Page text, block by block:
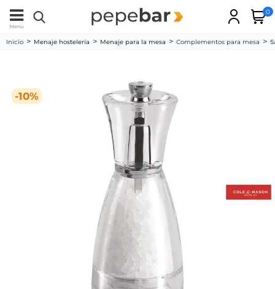
Menu
0
Inicio Menaje hostelería Menaje para la mesa Complementos para mesa
-10%